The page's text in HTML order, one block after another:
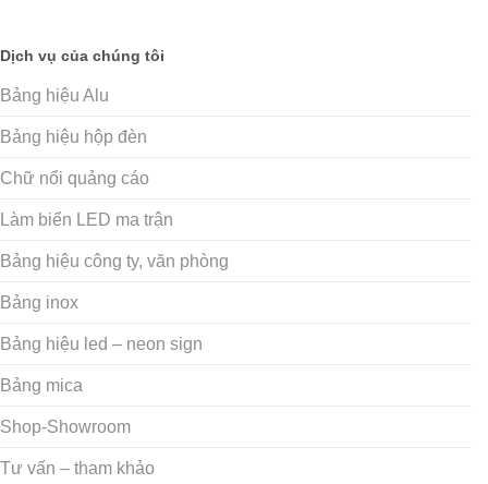
Dịch vụ của chúng tôi
Bảng hiệu Alu
Bảng hiệu hộp đèn
Chữ nổi quảng cáo
Làm biển LED ma trận
Bảng hiệu công ty, văn phòng
Bảng inox
Bảng hiệu led – neon sign
Bảng mica
Shop-Showroom
Tư vấn – tham khảo